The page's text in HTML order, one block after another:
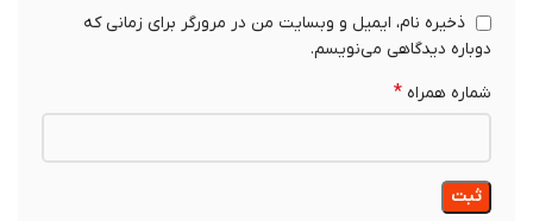
ذخیره نام، ایمیل و وبسایت من در مرورگر برای زمانی که
دوباره دیدگاهی می‌نویسم.
شماره همراه*